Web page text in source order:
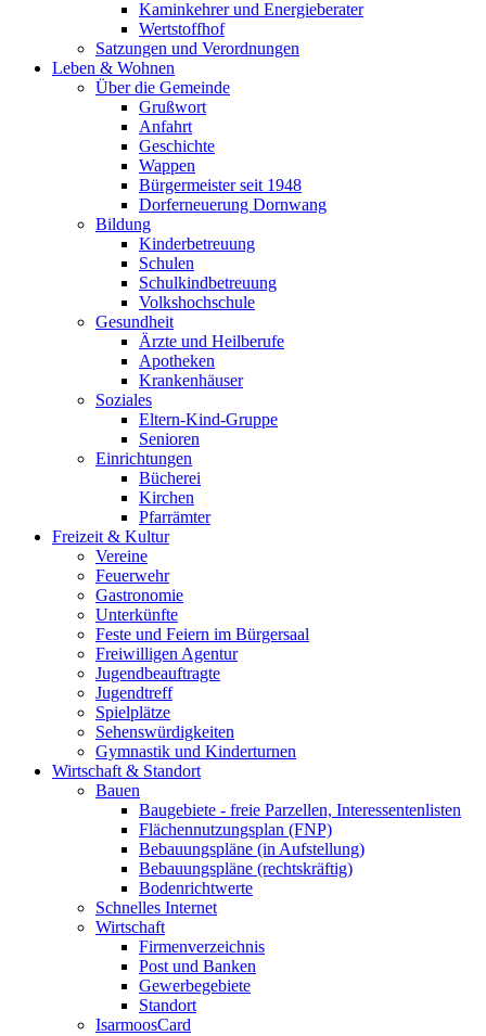
Kaminkehrer und Energieberater
Wertstoffhof
Satzungen und Verordnungen
Leben & Wohnen
Über die Gemeinde
Grußwort
Anfahrt
Geschichte
Wappen
Bürgermeister seit 1948
Dorferneuerung Dornwang
Bildung
Kinderbetreuung
Schulen
Schulkindbetreuung
Volkshochschule
Gesundheit
Ärzte und Heilberufe
Apotheken
Krankenhäuser
Soziales
Eltern-Kind-Gruppe
Senioren
Einrichtungen
Bücherei
Kirchen
Pfarrämter
Freizeit & Kultur
Vereine
Feuerwehr
Gastronomie
Unterkünfte
Feste und Feiern im Bürgersaal
Freiwilligen Agentur
Jugendbeauftragte
Jugendtreff
Spielplätze
Sehenswürdigkeiten
Gymnastik und Kinderturnen
Wirtschaft & Standort
Bauen
Baugebiete - freie Parzellen, Interessentenlisten
Flächennutzungsplan (FNP)
Bebauungspläne (in Aufstellung)
Bebauungspläne (rechtskräftig)
Bodenrichtwerte
Schnelles Internet
Wirtschaft
Firmenverzeichnis
Post und Banken
Gewerbegebiete
Standort
IsarmoosCard